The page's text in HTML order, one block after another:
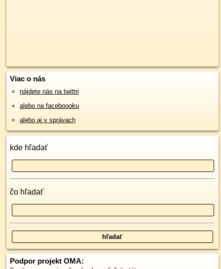
Viac o nás
nájdete nás na twittri
alebo na faceboooku
alebo aj v správach
kde hľadať
čo hľadať
Podpor projekt OMA: